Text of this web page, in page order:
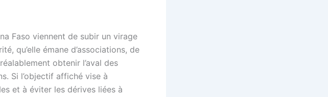
Faso viennent de subir un virage
qu’elle émane d’associations, de
obtenir l’aval des
Si l’objectif affiché vise à
et à éviter les dérives liées à